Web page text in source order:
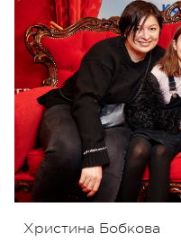
Христина Бобкова